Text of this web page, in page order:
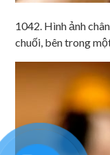
1042. Hình ảnh
chuối, bên trong